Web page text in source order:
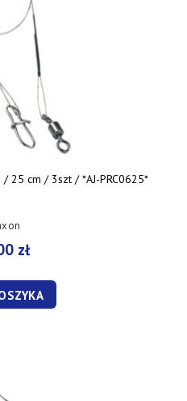
25 cm / 3szt / *AJ-PRC0625*
zł